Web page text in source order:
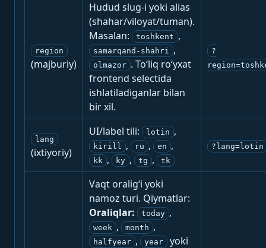
region
(majburiy)
Hudud slug-i yoki alias
(shahar/viloyat/tuman).
Masalan:
toshkent ,
samarqand-shahri ,
olmazor . To‘liq ro‘yxat
frontend selectida
ishlatiladiganlar bilan
bir xil.
?
lang
(ixtiyoriy)
UI/label tili: lotin ,
kirill , ru , en ,
kk , ky , tg , tk
?lang=lotin
Vaqt oralig‘i yoki
namoz turi. Qiymatlar:
Oraliqlar:
today ,
week , month ,
halfyear , year
yoki